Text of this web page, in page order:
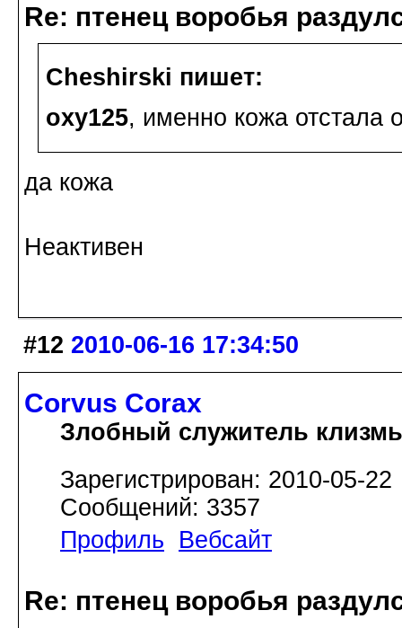
Re: птенец воробья
Cheshirski пишет:
oxy125, именно кожа отстала
да кожа
Неактивен
#12 2010-06-16 17:34:50
Corvus Corax
Злобный служитель
Зарегистрирован: 2010-05-22
Сообщений: 3357
Профиль
Вебсайт
Re: птенец воробья